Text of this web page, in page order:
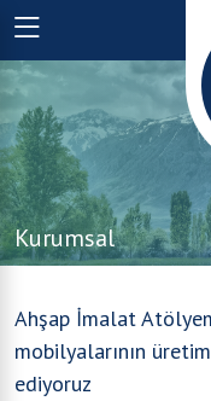
Kurumsal
Ahşap İmalat
mobilyalarının
ediyoruz